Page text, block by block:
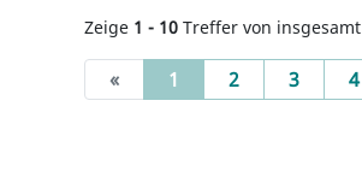
Zeige 1 - 10 Treffer von insgesamt
« 1 (current)
2 3 4